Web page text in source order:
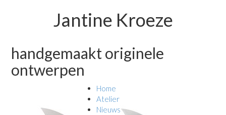
Jantine Kroeze
handgemaakt originele
ontwerpen
Home
Atelier
Nieuws